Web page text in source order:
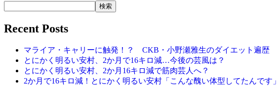
検索
Recent Posts
マライア・キャリーに触発！？ CKB・小野瀬雅生のダイエット遍歴
とにかく明るい安村、2か月で16キロ減…今後の芸風は？
とにかく明るい安村、2か月16キロ減で筋肉芸人へ？
2か月で16キロ減！とにかく明るい安村「こんな醜い体型してたんです」